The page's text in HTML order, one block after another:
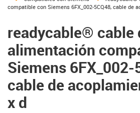
compatible con Siemens 6FX_002-5CQ48, cable de
readycable® cable
alimentación
Siemens 6FX_002-
cable de
x d